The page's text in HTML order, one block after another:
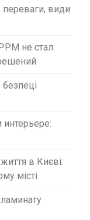
види
не стал
в Києві:
місті